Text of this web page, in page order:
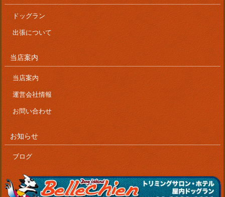
ドッグラン
出張について
当店案内
当店案内
運営会社情報
お問い合わせ
お知らせ
ブログ